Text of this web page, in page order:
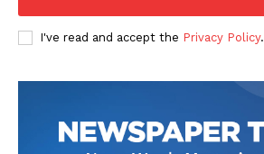
I've read and accept the Privacy Policy.